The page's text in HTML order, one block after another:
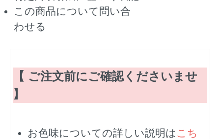
この商品について問い合
わせる
【 ご注文前にご確認くださいませ
】
お色味についての詳しい説明は こち